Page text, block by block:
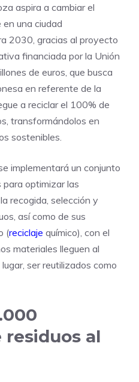
aspira a cambiar el
una ciudad
2030, gracias al proyecto
financiada por la Unión
de euros, que busca
en referente de la
a reciclar el 100% de
transformándolos en
sostenibles.
implementará un conjunto
optimizar las
recogida, selección y
así como de sus
(reciclaje químico), con el
materiales lleguen al
ser reutilizados como
al